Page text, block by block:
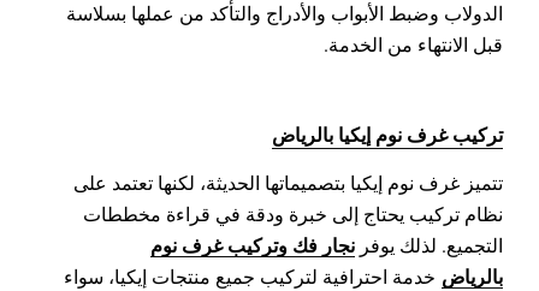
الدولاب وضبط الأبواب والأدراج والتأكد من عملها بسلاسة
قبل الانتهاء من الخدمة.
تركيب غرف نوم إيكيا بالرياض
تتميز غرف نوم إيكيا بتصميماتها الحديثة، لكنها تعتمد على
نظام تركيب يحتاج إلى خبرة ودقة في قراءة مخططات
التجميع. لذلك يوفر نجار فك وتركيب غرف نوم
بالرياض خدمة احترافية لتركيب جميع منتجات إيكيا، سواء